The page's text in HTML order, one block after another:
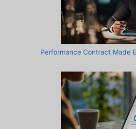
Performance Contract Made